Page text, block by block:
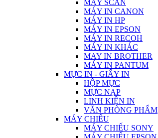
MÁY SCAN
MÁY IN CANON
MÁY IN HP
MÁY IN EPSON
MÁY IN RECOH
MÁY IN KHÁC
MAY IN BROTHER
MÁY IN PANTUM
MỰC IN - GIẤY IN
HỘP MỰC
MỰC NẠP
LINH KIỆN IN
VĂN PHÒNG PHẨM
MÁY CHIẾU
MÁY CHIẾU SONY